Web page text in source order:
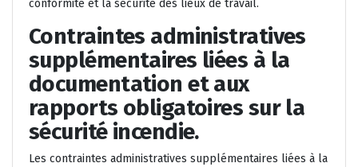
conformité et la sécurité des lieux de travail.
Contraintes administratives
supplémentaires liées à la
documentation et aux
rapports obligatoires sur la
sécurité incendie.
Les contraintes administratives supplémentaires liées à la